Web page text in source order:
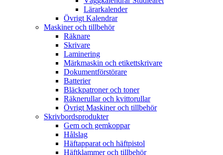
Lärarkalender
Övrigt Kalendrar
Maskiner och tillbehör
Räknare
Skrivare
Laminering
Märkmaskin och etikettskrivare
Dokumentförstörare
Batterier
Bläckpatroner och toner
Räknerullar och kvittorullar
Övrigt Maskiner och tillbehör
Skrivbordsprodukter
Gem och gemkoppar
Hålslag
Häftapparat och häftpistol
Häftklammer och tillbehör